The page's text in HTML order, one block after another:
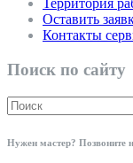
Территория
Оставить
Контакты
Поиск по сайту
Нужен мастер? Позвоните